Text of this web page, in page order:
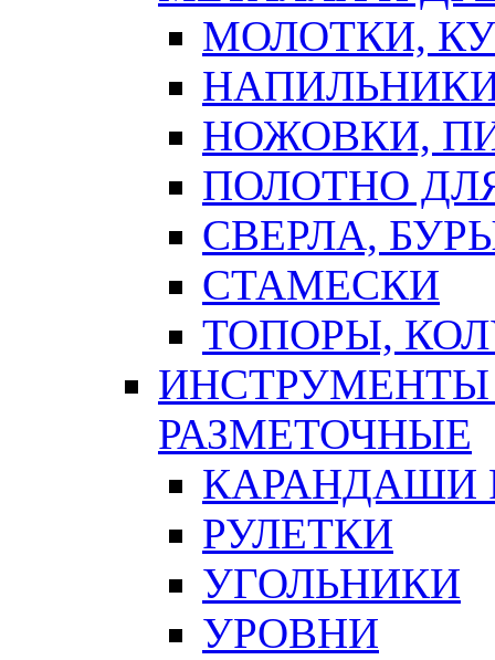
МОЛОТКИ,
НОЖОВКИ,
ПОЛОТНО
СВЕРЛА,
СТАМЕСКИ
ТОПОРЫ,
ИНСТРУМЕНТЫ
РАЗМЕТОЧНЫЕ
КАРАНДАШИ
РУЛЕТКИ
УГОЛЬНИКИ
УРОВНИ